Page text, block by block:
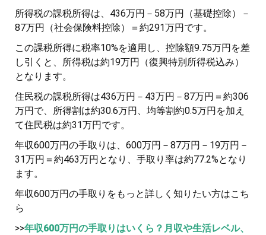
所得税の課税所得は、436万円－58万円（基礎控除）－
87万円（社会保険料控除）＝約291万円です。
この課税所得に税率10%を適用し、控除額9.75万円を差
し引くと、所得税は約19万円（復興特別所得税込み）
となります。
住民税の課税所得は436万円－43万円－87万円＝約306
万円で、所得割は約30.6万円、均等割約0.5万円を加え
て住民税は約31万円です。
年収600万円の手取りは、600万円－87万円－19万円－
31万円＝約463万円となり、手取り率は約77.2%となり
ます。
年収600万円の手取りをもっと詳しく知りたい方はこち
ら
>>年収600万円の手取りはいくら？月収や生活レベル、